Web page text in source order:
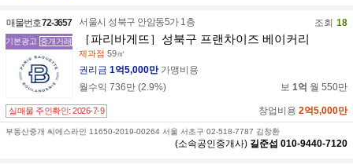
매물번호72-3657
기본광고 중개거래
서울시 성북구 안암동5가 1층 조회 18
［파리바게뜨］성북구 프랜차이즈 베이커리
제과점 59㎡
권리금 1억5,000만 가맹비용
월수익 736만 (2.9%) 보 1억 월 550만
실매물 주인확인: 2026-7-9 창업비용 2억5,000만
부동산중개 씨에스라인 11650-2019-00264 서울 서초구 02-518-7787 김창환
(소속공인중개사) 길준섭 010-9440-7120